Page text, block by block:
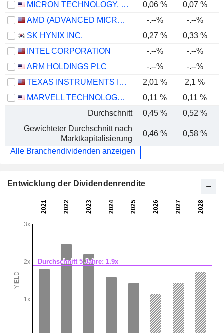
MICRON TECHNOLOGY, INC.
0,06 % 0,07 %
AMD (ADVANCED MICRO DEVICES)
-.--% -.--%
SK HYNIX INC.
0,27 %
0,33 %
INTEL CORPORATION
-.--% -.--%
ARM HOLDINGS PLC
-.--% -.--%
TEXAS INSTRUMENTS INCORPORATED
2,01 % 2,1 %
MARVELL TECHNOLOGY GROUP LTD
0,11 % 0,11 %
Durchschnitt
0,45 % 0,52 %
Gewichteter Durchschnitt nach
Marktkapitalisierung
0,46 % 0,58 %
Alle Branchendividenden anzeigen
Entwicklung der Dividendenrendite